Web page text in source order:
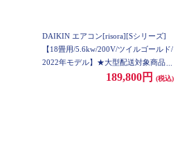
DAIKIN エアコン[risora][Sシリーズ]
【18畳用/5.6kw/200V/ツイルゴールド/
2022年モデル】★大型配送対象商品 A
189,800円 (税込)